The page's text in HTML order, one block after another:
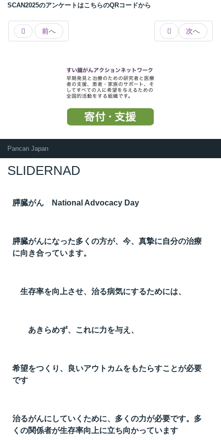
SCAN2025のアンケートはこちらのQRコードから
前へ 次へ
Pancan Japan
SLIDERNAD
膵臓がん National Advocacy Day
膵臓がんになった多くの方が、今、真摯に自分の治療
に向き合っています。
生存率を向上させ、治る病気にするためには、
あきらめず、これに力を与え、
希望をつくり、良いアウトカムをもたらすことが必要
です
治るがんにしていくために、多くの力が必要です。多
くの関係者が生存率向上に立ち向かっています